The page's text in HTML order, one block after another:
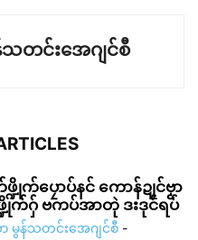
င်းအေဂျင်စီ
က်ပၠောပ်နင် ကောန်ဍုင်ဗၟာ
ဍိုက်ဂှ် ဗကပ်အာတုဲ ဒးဒုင်ရပ်
န်သတင်းအေဂျင်စီ -